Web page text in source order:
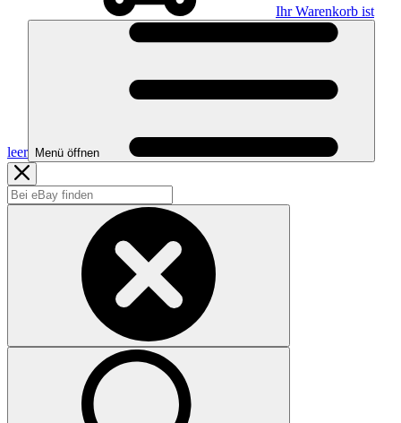
Ihr Warenkorb ist
leer Menü öffnen